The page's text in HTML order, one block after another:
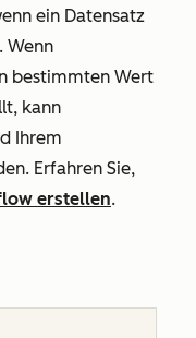
ein Datensatz
Wenn
bestimmten Wert
kann
Ihrem
Erfahren Sie,
erstellen.